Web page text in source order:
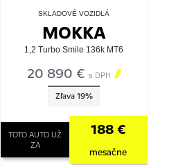
SKLADOVÉ VOZIDLÁ
MOKKA
1,2 Turbo Smile 136k MT6
20 890 € s DPH 
Zľava 19%
TOTO AUTO UŽ
ZA
188 €
mesačne